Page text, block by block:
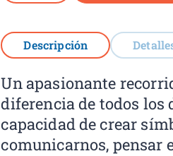
Descripción
Un apasionante
diferencia de todos los
capacidad de crear
comunicarnos, pensar